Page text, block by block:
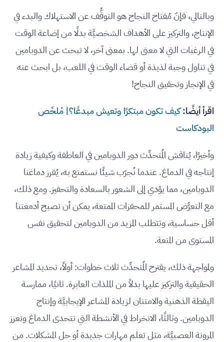
وبالتالي، فإنّ مُفتاح النجاح هو التوقُّف عن الاستهلاك والبدء في
الإنتاج، والتركيز على الأهداف الشخصيَّة بدلًا من إضاعة الوقت
في الرغبات التي لا معنى لها. بمعنى آخر، لا تبحث عن الدوبامين
في تناول وجبة لذيذة أو قضاء الوقت في اللعب، بل ابحث عنه
في الإنجاز وتحقيق النجاح!
اقرأ أيضًا:كيف تكون مبتكرًا وتعيش مبدعًا؟| مُلخّص
البودكاست
وأخيرًا، يُناقش المُتحدِّث دور الدوبامين في العاطفة وكيفية زيادة
إنتاجه في الدماغ. عندما نُجرّب شيئًا نستمتع به، يُفرز دماغنا
الدوبامين، مما يؤدي إلى الشعور بالسعادة والتحفيز. ومع ذلك،
مع التعرُّض المستمر للمحفزات الممتعة، يمكن أن تصبح أدمغتنا
أقل حساسية، وتتطلب المزيد من الدوبامين لتحقيق نفس
المستوى من المتعة.
ولمواجهة ذلك، يقترح المُتحدِّث ثلاث خطوات: أولاً، تحديد المشاعر
الحقيقية والتركيز عليها بدلاً من الملذات العابرة. ثانيًا، ممارسة
اليقظة الذهنية والامتنان لزيادة المشاعر الإيجابيَّة وإنتاج
الدوبامين. وثالثًا، الانخراط في الأنشطة التي تتحدى الدماغ وتعزز
المرونة العصبيَّة، مثل تعلم مهارات جديدة أو حل المشكلات. من